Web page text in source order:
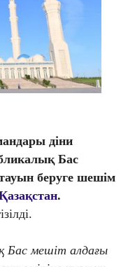
діни
Бас
беруге шешім
.
Бас мешіт алдағы